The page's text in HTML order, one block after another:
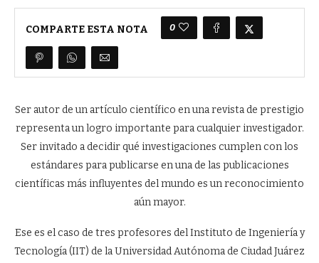
COMPARTE ESTA NOTA 0
Ser autor de un artículo científico en una revista de prestigio
representa un logro importante para cualquier investigador.
Ser invitado a decidir qué investigaciones cumplen con los
estándares para publicarse en una de las publicaciones
científicas más influyentes del mundo es un reconocimiento
aún mayor.
Ese es el caso de tres profesores del Instituto de Ingeniería y
Tecnología (IIT) de la Universidad Autónoma de Ciudad Juárez